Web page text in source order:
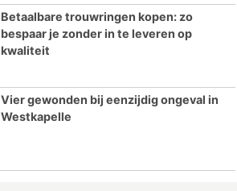
Betaalbare trouwringen kopen: zo
bespaar je zonder in te leveren op
kwaliteit
Vier gewonden bij eenzijdig ongeval in
Westkapelle